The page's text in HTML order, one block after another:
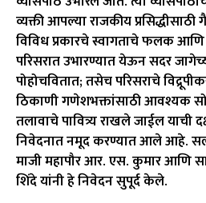
व्यक्ती आपल्या राजकीय प्रसिद्धीसाठी
विविध प्रकारचे स्वागताचे फलक
परिसरात उभारण्यात येऊन सदर
पोहोचवितात; तसेच परिसराचे
ठिकाणी गणेशभक्तांसाठी आवश्यक
तलावाचे पावित्र्य राखले जाईल याची
निवेदनात नमूद करण्यात आले आहे.
माजी महापौर आर. एस. कुमार आणि
शिंदे यांनी हे निवेदन सुपूर्द केले.